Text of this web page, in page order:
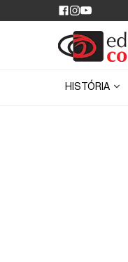
HISTÓRIA